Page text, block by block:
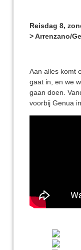
Reisdag 8,
> Arrenzano/
Aan alles komt
gaat in, en we
gaan doen.
voorbij Genua